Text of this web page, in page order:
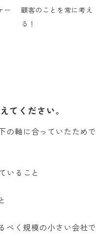
ー
顧客のことを常に考え
る！
てください。
の軸に合っていたためで
いること
べく規模の小さい会社で